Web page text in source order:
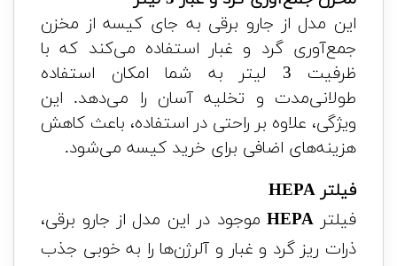
این مدل از جارو برقی به جای کیسه از مخزن
جمع‌آوری گرد و غبار استفاده می‌کند که با
ظرفیت 3 لیتر به شما امکان استفاده
طولانی‌مدت و تخلیه آسان را می‌دهد. این
ویژگی، علاوه بر راحتی در استفاده، باعث کاهش
هزینه‌های اضافی برای خرید کیسه می‌شود.
فیلتر HEPA
فیلتر HEPAموجود در این مدل از جارو برقی،
ذرات ریز گرد و غبار و آلرژن‌ها را به خوبی جذب